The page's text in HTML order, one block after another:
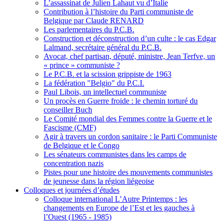
L’assassinat de Julien Lahaut vu d’Italie
Contribution à l’histoire du Parti communiste de
Belgique par Claude RENARD
Les parlementaires du P.C.B.
Construction et déconstruction d’un culte : le cas Edgar
Lalmand, secrétaire général du P.C.B.
Avocat, chef partisan, député, ministre, Jean Terfve, un
« prince » communiste ?
Le P.C.B. et la scission grippiste de 1963
La fédération "Belgio" du P.C.I.
Paul Libois, un intellectuel communiste
Un procès en Guerre froide : le chemin torturé du
conseiller Buch
Le Comité mondial des Femmes contre la Guerre et le
Fascisme (CMF)
Agir à travers un cordon sanitaire : le Parti Communiste
de Belgique et le Congo
Les sénateurs communistes dans les camps de
concentration nazis
Pistes pour une histoire des mouvements communistes
de jeunesse dans la région liégeoise
Colloques et journées d’études
Colloque international L’Autre Printemps : les
changements en Europe de l’Est et les gauches à
l’Ouest (1965 - 1985)